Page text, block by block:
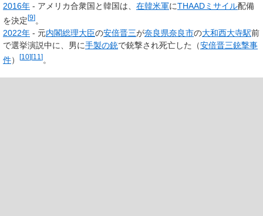
2016年 - アメリカ合衆国と韓国は、 在韓米軍にTHAADミサイル配備
を決定[9]。
2022年 - 元内閣総理大臣の安倍晋三が奈良県奈良市の大和西大寺駅前
で選挙演説中に、男に手製の銃で銃撃され死亡した（安倍晋三銃撃事
件） [10][11 ]